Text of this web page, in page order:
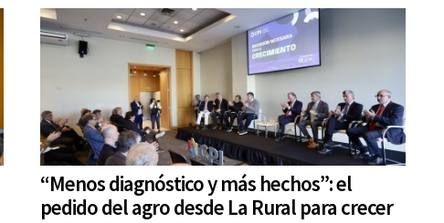
“Menos diagnóstico y más hechos”: el
pedido del agro desde La Rural para crecer